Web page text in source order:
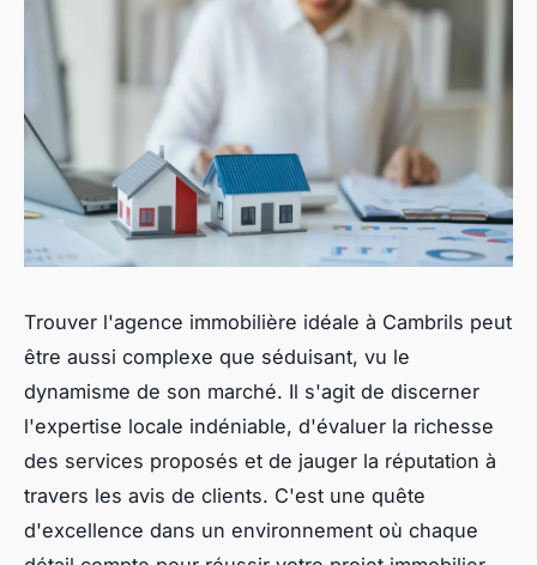
Trouver l'agence immobilière idéale à Cambrils peut
être aussi complexe que séduisant, vu le
dynamisme de son marché. Il s'agit de discerner
l'expertise locale indéniable, d'évaluer la richesse
des services proposés et de jauger la réputation à
travers les avis de clients. C'est une quête
d'excellence dans un environnement où chaque